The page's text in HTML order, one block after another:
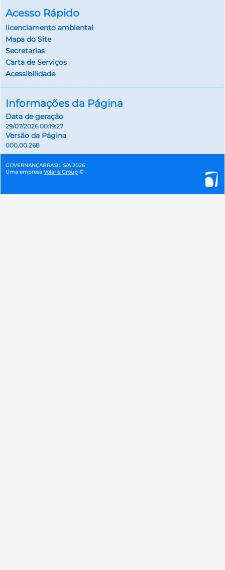
Acesso Rápido
licenciamento ambiental
Mapa do Site
Secretarias
Carta de Serviços
Acessibilidade
Informações da Página
Data de geração
29/07/2026 00:19:27
Versão da Página
000.00.268
GOVERNANÇABRASIL S/A 2026
Uma empresa Volaris Group ©